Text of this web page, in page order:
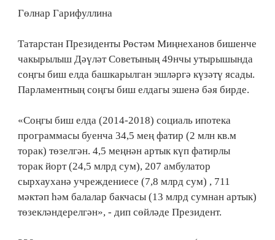
Гөлнар Гарифуллина
Татарстан Президенты Рөстәм Миңнеханов бишенче
чакырылыш Дәүләт Советының 49нчы утырышында
соңгы биш елда башкарылган эшләргә күзәтү ясады.
Парламентның соңгы биш елдагы эшенә бәя бирде.
«Соңгы биш елда (2014-2018) социаль ипотека
программасы буенча 34,5 мең фатир (2 млн кв.м
торак) төзелгән. 4,5 меңнән артык күп фатирлы
торак йорт (24,5 млрд сум), 207 амбулатор
сырхауханә учреждениесе (7,8 млрд сум) , 711
мәктәп һәм балалар бакчасы (13 млрд сумнан артык)
төзекләндерелгән», - дип сөйләде Президент.